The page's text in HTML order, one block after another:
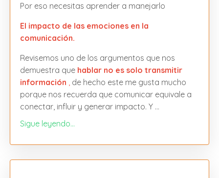
Por eso necesitas aprender a manejarlo
El impacto de las emociones en la
comunicación.
Revisemos uno de los argumentos que nos
demuestra que hablar no es solo transmitir
información
de hecho este me gusta mucho
porque nos recuerda que comunicar equivale a
conectar, influir y generar impacto. Y ...
Sigue leyendo...